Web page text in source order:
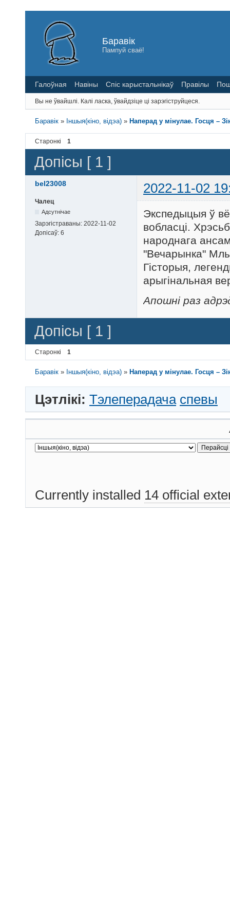
Баравік
Пампуй сваё!
Галоўная Навіны Спіс карыстальнікаў Правілы
Вы не ўвайшлі. Калі ласка, ўвайдзіце ці зарэгіструйцеся.
Баравік » Іншыя(кіно, відэа) » Наперад у мінулае. Госця –
Старонкі 1
Допісы [ 1 ]
bel23008 2022-11-02
Чалец
Адсутнічае
Зарэгістраваны: 2022-11-02
Допісаў: 6
Экспедыцыя ў
вобласці.
народнага
"Вечарынка"
Гісторыя,
арыгінальная
Апошні раз
Допісы [ 1 ]
Старонкі 1
Баравік » Іншыя(кіно, відэа) » Наперад у мінулае. Госця –
Цэтлікі: Тэлеперадача спевы
Currently installed 14 official